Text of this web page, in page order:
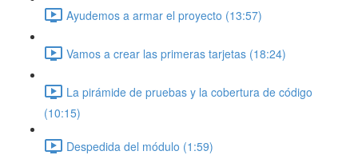
Ayudemos a armar el proyecto (13:57)
Vamos a crear las primeras tarjetas (18:24)
La pirámide de pruebas y la cobertura de código
(10:15)
Despedida del módulo (1:59)